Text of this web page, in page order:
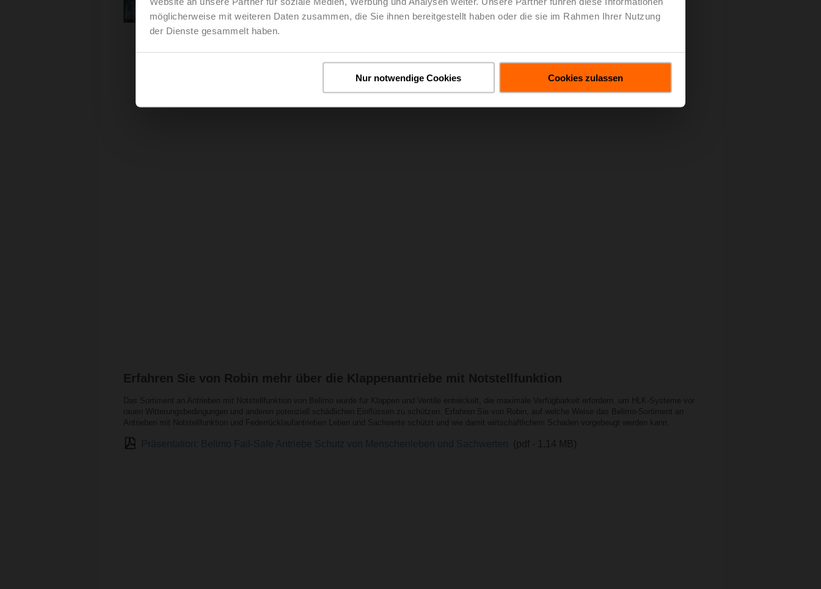
möglicherweise mit weiteren Daten zusammen, die Sie ihnen bereitgestellt haben oder die sie im Rahmen Ihrer Nutzung
der Dienste gesammelt haben.
Nur notwendige Cookies Cookies zulassen
Erfahren Sie von Robin mehr über die Klappenantriebe mit Notstellfunktion
Das Sortiment an Antrieben mit Notstellfunktion von Belimo wurde für Klappen und Ventile entwickelt, die maximale Verfügbarkeit erfordern, um HLK-Systeme vor
rauen Witterungsbedingungen und anderen potenziell schädlichen Einflüssen zu schützen. Erfahren Sie von Robin, auf welche Weise das Belimo-Sortiment an
Antrieben mit Notstellfunktion und Federrücklaufantrieben Leben und Sachwerte schützt und wie damit wirtschaftlichem Schaden vorgebeugt werden kann.
(pdf - 1.14 MB)